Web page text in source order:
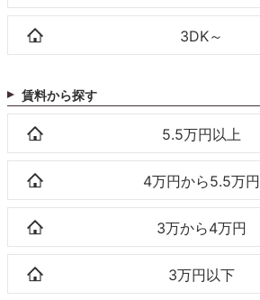
3DK～
賃料から探す
5.5万円以上
4万円から5.5万円
3万から4万円
3万円以下